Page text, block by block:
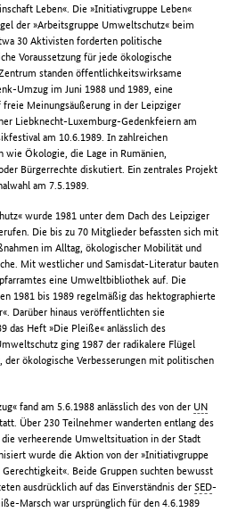
Leben«. Die »Initiativgruppe Leben«
der »Arbeitsgruppe Umweltschutz« beim
30 Aktivisten forderten politische
Voraussetzung für jede ökologische
standen öffentlichkeitswirksame
Umzug im Juni 1988 und 1989, eine
Meinungsäußerung in der Leipziger
Liebknecht-Luxemburg-Gedenkfeiern am
am 10.6.1989. In zahlreichen
Ökologie, die Lage in Rumänien,
Bürgerrechte diskutiert. Ein zentrales Projekt
am 7.5.1989.
wurde 1981 unter dem Dach des Leipziger
Die bis zu 70 Mitglieder befassten sich mit
im Alltag, ökologischer Mobilität und
Mit westlicher und Samisdat-Literatur bauten
eine Umweltbibliothek auf. Die
1981 bis 1989 regelmäßig das hektographierte
Darüber hinaus veröffentlichten sie
das Heft »Die Pleiße« anlässlich des
ging 1987 der radikalere Flügel
der ökologische Verbesserungen mit politischen
fand am 5.6.1988 anlässlich des von der UN
Über 230 Teilnehmer wanderten entlang des
verheerende Umweltsituation in der Stadt
wurde die Aktion von der »Initiativgruppe
Beide Gruppen suchten bewusst
ausdrücklich auf das Einverständnis derSED-
Marsch war ursprünglich für den 4.6.1989